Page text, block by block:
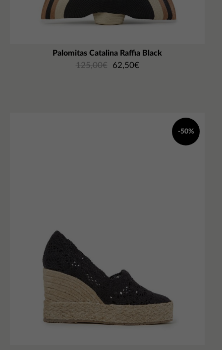
Palomitas Catalina Raffia Black
125,00€ 62,50€
-50%